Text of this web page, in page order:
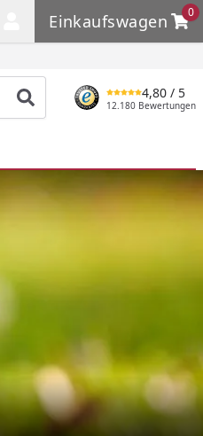
Einkaufswagen
0
Einkaufswagen
Produkt suchen
4,80 / 5
12.180 Bewertungen